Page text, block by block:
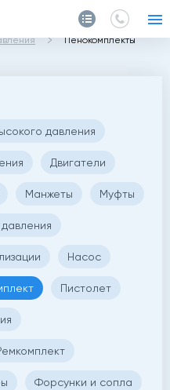
Пенокомплекты
давления
Двигатели
Манжеты Муфты
Насос
Пистолет
Форсунки и сопла